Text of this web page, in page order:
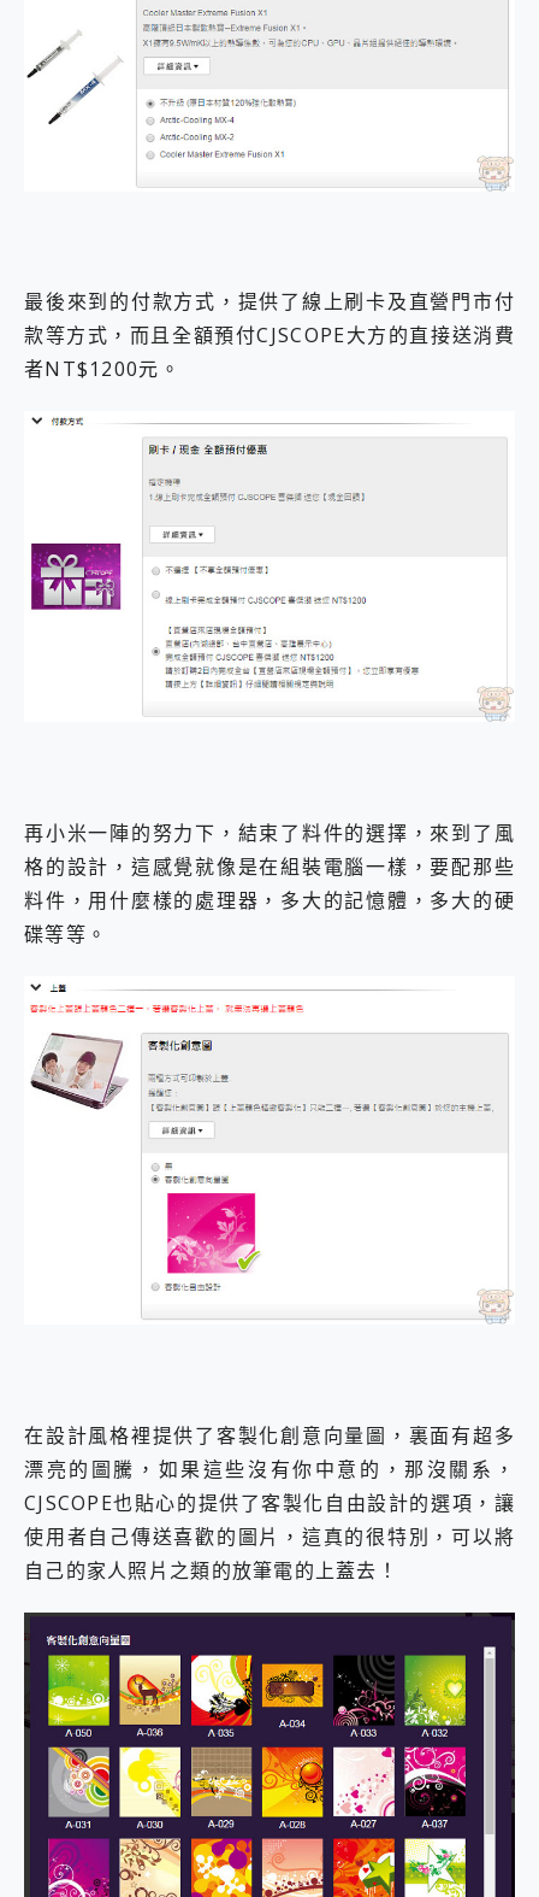
最後來到的付款方式，提供了線上刷卡及直營門市付
款等方式，而且全額預付CJSCOPE大方的直接送消費
者NT$1200元。
再小米一陣的努力下，結束了料件的選擇，來到了風
格的設計，這感覺就像是在組裝電腦一樣，要配那些
料件，用什麼樣的處理器，多大的記憶體，多大的硬
碟等等。
在設計風格裡提供了客製化創意向量圖，裏面有超多
漂亮的圖騰，如果這些沒有你中意的，那沒關系，
CJSCOPE也貼心的提供了客製化自由設計的選項，讓
使用者自己傳送喜歡的圖片，這真的很特別，可以將
自己的家人照片之類的放筆電的上蓋去！